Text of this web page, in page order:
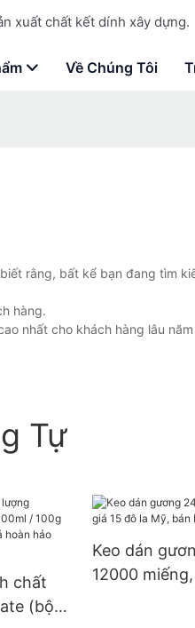
xuất chất kết dính xây dựng.
Về Chúng Tôi
rằng, bất kể bạn đang tìm
hàng.
nhất cho khách hàng lâu
Tự
chất
(bộ
Keo dán
12000